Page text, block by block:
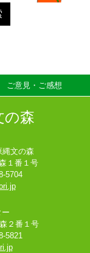
ご意見・ご感想
の森
文の森
１番１号
5704
２番１号
5821